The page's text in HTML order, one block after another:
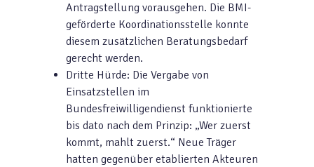
Antragstellung vorausgehen. Die BMI-
geförderte Koordinationsstelle konnte
diesem zusätzlichen Beratungsbedarf
gerecht werden.
Dritte Hürde: Die Vergabe von
Einsatzstellen im
Bundesfreiwilligendienst funktionierte
bis dato nach dem Prinzip: „Wer zuerst
kommt, mahlt zuerst.“ Neue Träger
hatten gegenüber etablierten Akteuren